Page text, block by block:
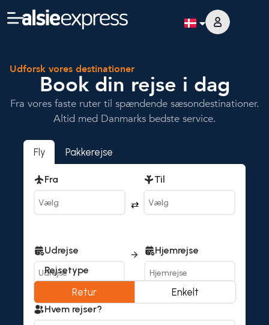
Udforsk vores destinationer
Book din rejse i dag
Fra vores faste ruter til spændende sæsondestinationer.
Altid med Danmarks bedste service.
Fly Pakkerejse
Fra
⇄
Til
Rejsetype
Retur Enkelt
Hvem rejser?